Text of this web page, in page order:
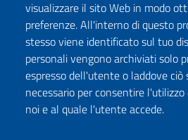
visualizzare il sito Web in modo
preferenze. All'interno di questo
stesso viene identificato sul tuo
personali vengono archiviati solo
espresso dell'utente o laddove
necessario per consentire
noi e al quale l'utente accede.